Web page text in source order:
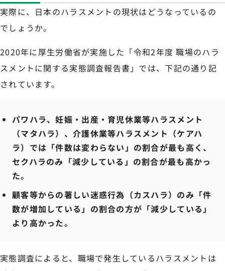
実際に、日本のハラスメントの現状はどうなっているの
でしょうか。
2020年に厚生労働省が実施した「令和2年度 職場のハラ
スメントに関する実態調査報告書」では、下記の通り記
されています。
パワハラ、妊娠・出産・育児休業等ハラスメント
（マタハラ）、介護休業等ハラスメント（ケアハ
ラ）では「件数は変わらない」の割合が最も高く、
セクハラのみ「減少している」の割合が最も高かっ
た。
顧客等からの著しい迷惑行為（カスハラ）のみ「件
数が増加している」の割合の方が「減少している」
より高かった。
実態調査によると、職場で発生しているハラスメントは